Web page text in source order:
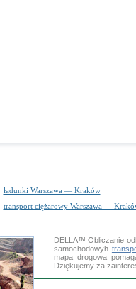
ładunki Warszawa — Kraków
transport ciężarowy Warszawa —
DELLA™Obliczanie
samochodowyh
mapa drogowa
Dziękujemy za